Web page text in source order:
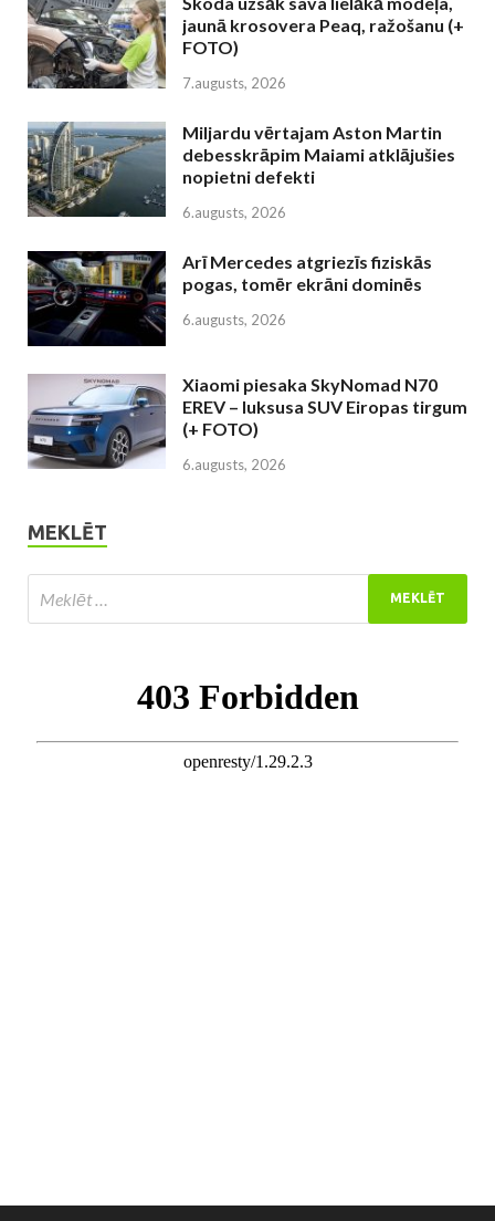
jaunā krosovera Peaq, ražošanu (+
FOTO)
7.augusts, 2026
Miljardu vērtajam Aston Martin
debesskrāpim Maiami atklājušies
nopietni defekti
6.augusts, 2026
Arī Mercedes atgriezīs fiziskās
pogas, tomēr ekrāni dominēs
6.augusts, 2026
Xiaomi piesaka SkyNomad N70
EREV – luksusa SUV Eiropas tirgum
(+ FOTO)
6.augusts, 2026
MEKLĒT